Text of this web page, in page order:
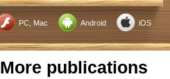
PC, Mac Android iOS
More publications